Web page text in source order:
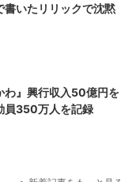
いたリリックで沈黙
わ』興行収入50億円を
350万人を記録